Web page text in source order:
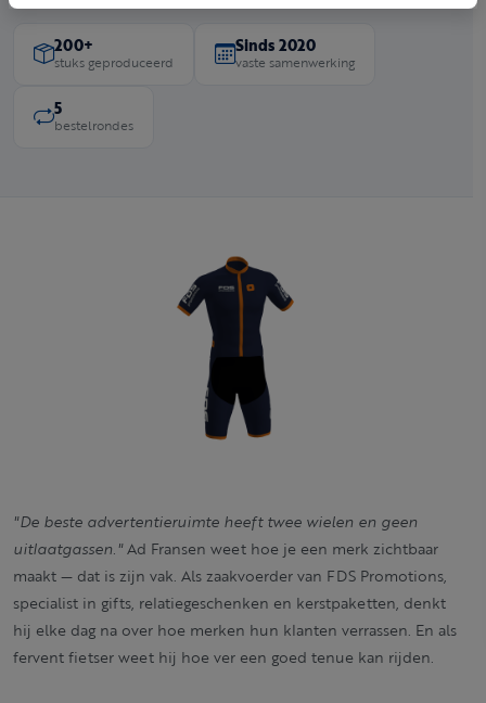
200+
stuks geproduceerd
Sinds 2020
vaste samenwerking
5
bestelrondes
"De beste advertentieruimte heeft twee wielen en geen
uitlaatgassen."Ad Fransen weet hoe je een merk zichtbaar
maakt — dat is zijn vak. Als zaakvoerder van FDS Promotions,
specialist in gifts, relatiegeschenken en kerstpaketten, denkt
hij elke dag na over hoe merken hun klanten verrassen. En als
fervent fietser weet hij hoe ver een goed tenue kan rijden.